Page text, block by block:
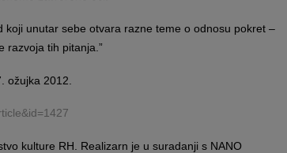
unutar sebe otvara razne teme o odnosu pokret –
razvoja tih pitanja.”
ožujka 2012.
kulture RH. Realizarn je u suradanji s NANO